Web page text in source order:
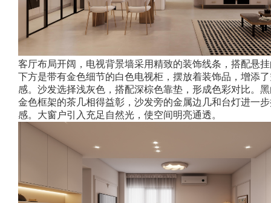
客厅布局开阔，电视背景墙采用精致的装饰线条，搭配悬
下方是带有金色细节的白色电视柜，摆放着装饰品，增添
感。沙发选择浅灰色，搭配深棕色靠垫，形成色彩对比。
金色框架的茶几相得益彰，沙发旁的金属边几和台灯进一
感。大窗户引入充足自然光，使空间明亮通透。